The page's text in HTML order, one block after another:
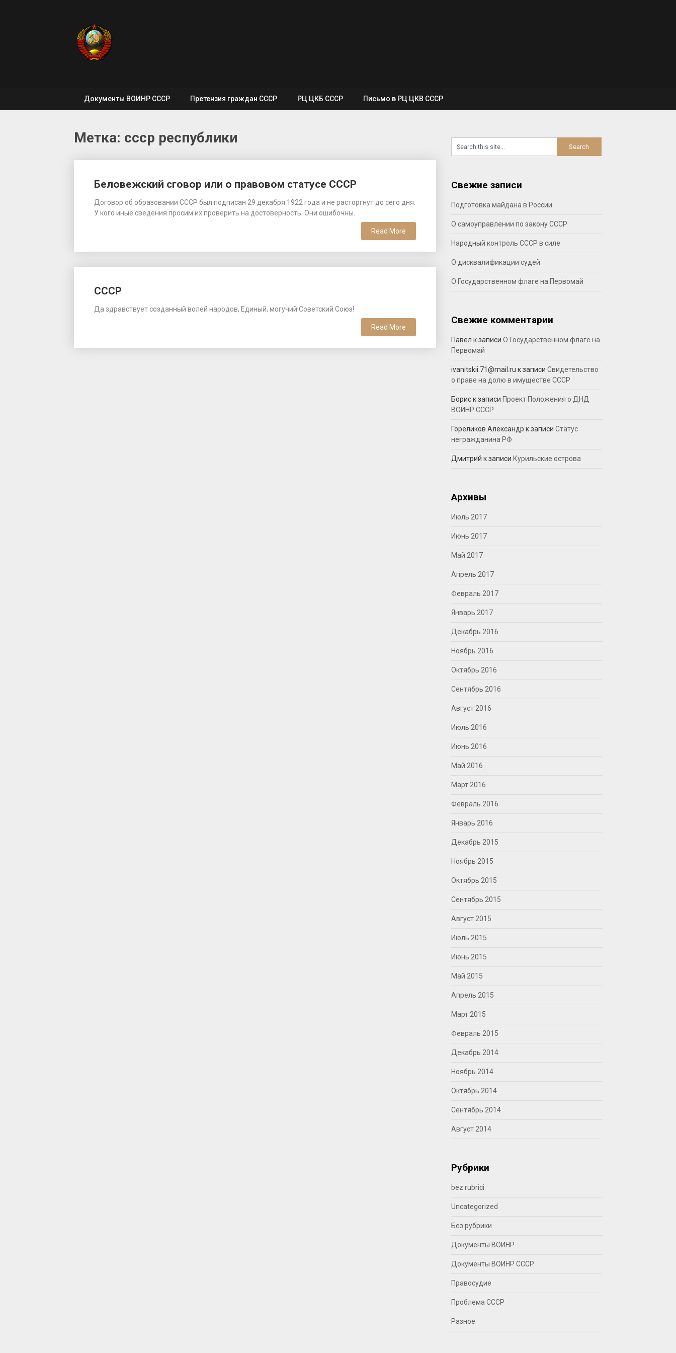
Документы ВОИНР СССР Претензия граждан СССР РЦ ЦКБ СССР Письмо в РЦ ЦКВ СССР
Метка: ссср республики
Беловежский сговор или о правовом статусе СССР
Договор об образовании СССР был подписан 29 декабря 1922 года и не расторгнут до сего дня.
У кого иные сведения просим их проверить на достоверность. Они ошибочны.
Read More
СССР
Да здравствует созданный волей народов, Единый, могучий Советский Союз!
Read More
Свежие записи
Подготовка майдана в России
О самоуправлении по закону СССР
Народный контроль СССР в силе
О дисквалификации судей
О Государственном флаге на Первомай
Свежие комментарии
Павел к записи О Государственном флаге на
Первомай
ivanitskii.71@mail.ru к записи Свидетельство
о праве на долю в имуществе СССР
Бориск записи Проект Положения о ДНД
ВОИНР СССР
Гореликов Александр к записи Статус
негражданина РФ
Дмитрий к записи Курильские острова
Архивы
Июль 2017
Июнь 2017
Май 2017
Апрель 2017
Февраль 2017
Январь 2017
Декабрь 2016
Ноябрь 2016
Октябрь 2016
Сентябрь 2016
Август 2016
Июль 2016
Июнь 2016
Май 2016
Март 2016
Февраль 2016
Январь 2016
Декабрь 2015
Ноябрь 2015
Октябрь 2015
Сентябрь 2015
Август 2015
Июль 2015
Июнь 2015
Май 2015
Апрель 2015
Март 2015
Февраль 2015
Декабрь 2014
Ноябрь 2014
Октябрь 2014
Сентябрь 2014
Август 2014
Рубрики
bez rubrici
Uncategorized
Без рубрики
Документы ВОИНР
Документы ВОИНР СССР
Правосудие
Проблема СССР
Разное